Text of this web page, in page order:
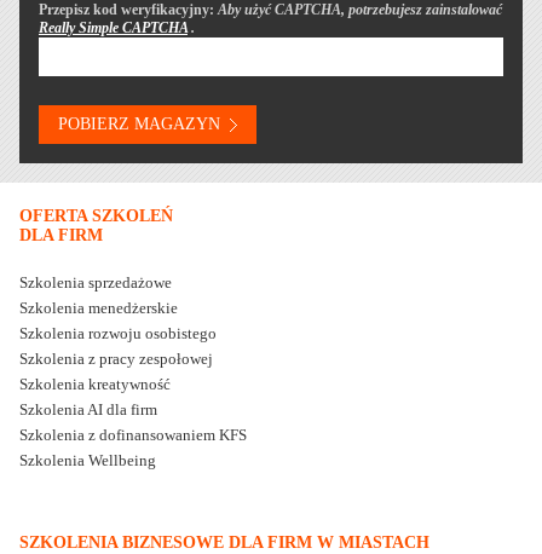
Przepisz kod weryfikacyjny:Aby użyć CAPTCHA, potrzebujesz zainstalować
Really Simple CAPTCHA.
OFERTA SZKOLEŃ
DLA FIRM
Szkolenia sprzedażowe
Szkolenia menedżerskie
Szkolenia rozwoju osobistego
Szkolenia z pracy zespołowej
Szkolenia kreatywność
Szkolenia AI dla firm
Szkolenia z dofinansowaniem KFS
Szkolenia Wellbeing
SZKOLENIA BIZNESOWE DLA FIRM W MIASTACH